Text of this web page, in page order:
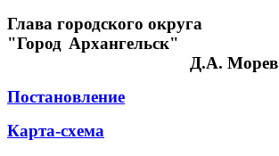
Глава городского округа
"Город Архангельск"
Д.А. Морев
Постановление
Карта-схема